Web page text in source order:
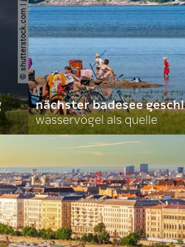
nächster badesee
wasservögel als quelle